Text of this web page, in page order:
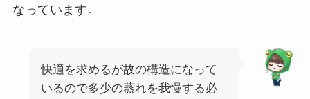
なっています。
快適を求めるが故の構造になって
いるので多少の蒸れを我慢する必